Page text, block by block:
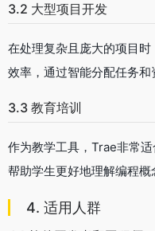
3.2 大型项目开发
在处理复杂且庞大的项目
效率，通过智能分配任务和
3.3 教育培训
作为教学工具，Trae非常
帮助学生更好地理解编程概
4. 适用人群